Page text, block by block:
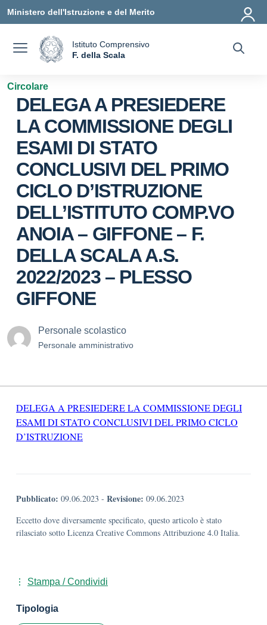
Ministero dell'Istruzione e del Merito
Istituto Comprensivo
F. della Scala
Circolare
DELEGA A PRESIEDERE
LA COMMISSIONE DEGLI
ESAMI DI STATO
CONCLUSIVI DEL PRIMO
CICLO D’ISTRUZIONE
DELL’ISTITUTO COMP.VO
ANOIA – GIFFONE – F.
DELLA SCALA A.S.
2022/2023 – PLESSO
GIFFONE
Personale scolastico
Personale amministrativo
DELEGA A PRESIEDERE LA COMMISSIONE DEGLI
ESAMI DI STATO CONCLUSIVI DEL PRIMO CICLO
D’ISTRUZIONE
Pubblicato: 09.06.2023 - Revisione: 09.06.2023
Eccetto dove diversamente specificato, questo articolo è stato
rilasciato sotto Licenza Creative Commons Attribuzione 4.0 Italia.
Stampa / Condividi
Tipologia